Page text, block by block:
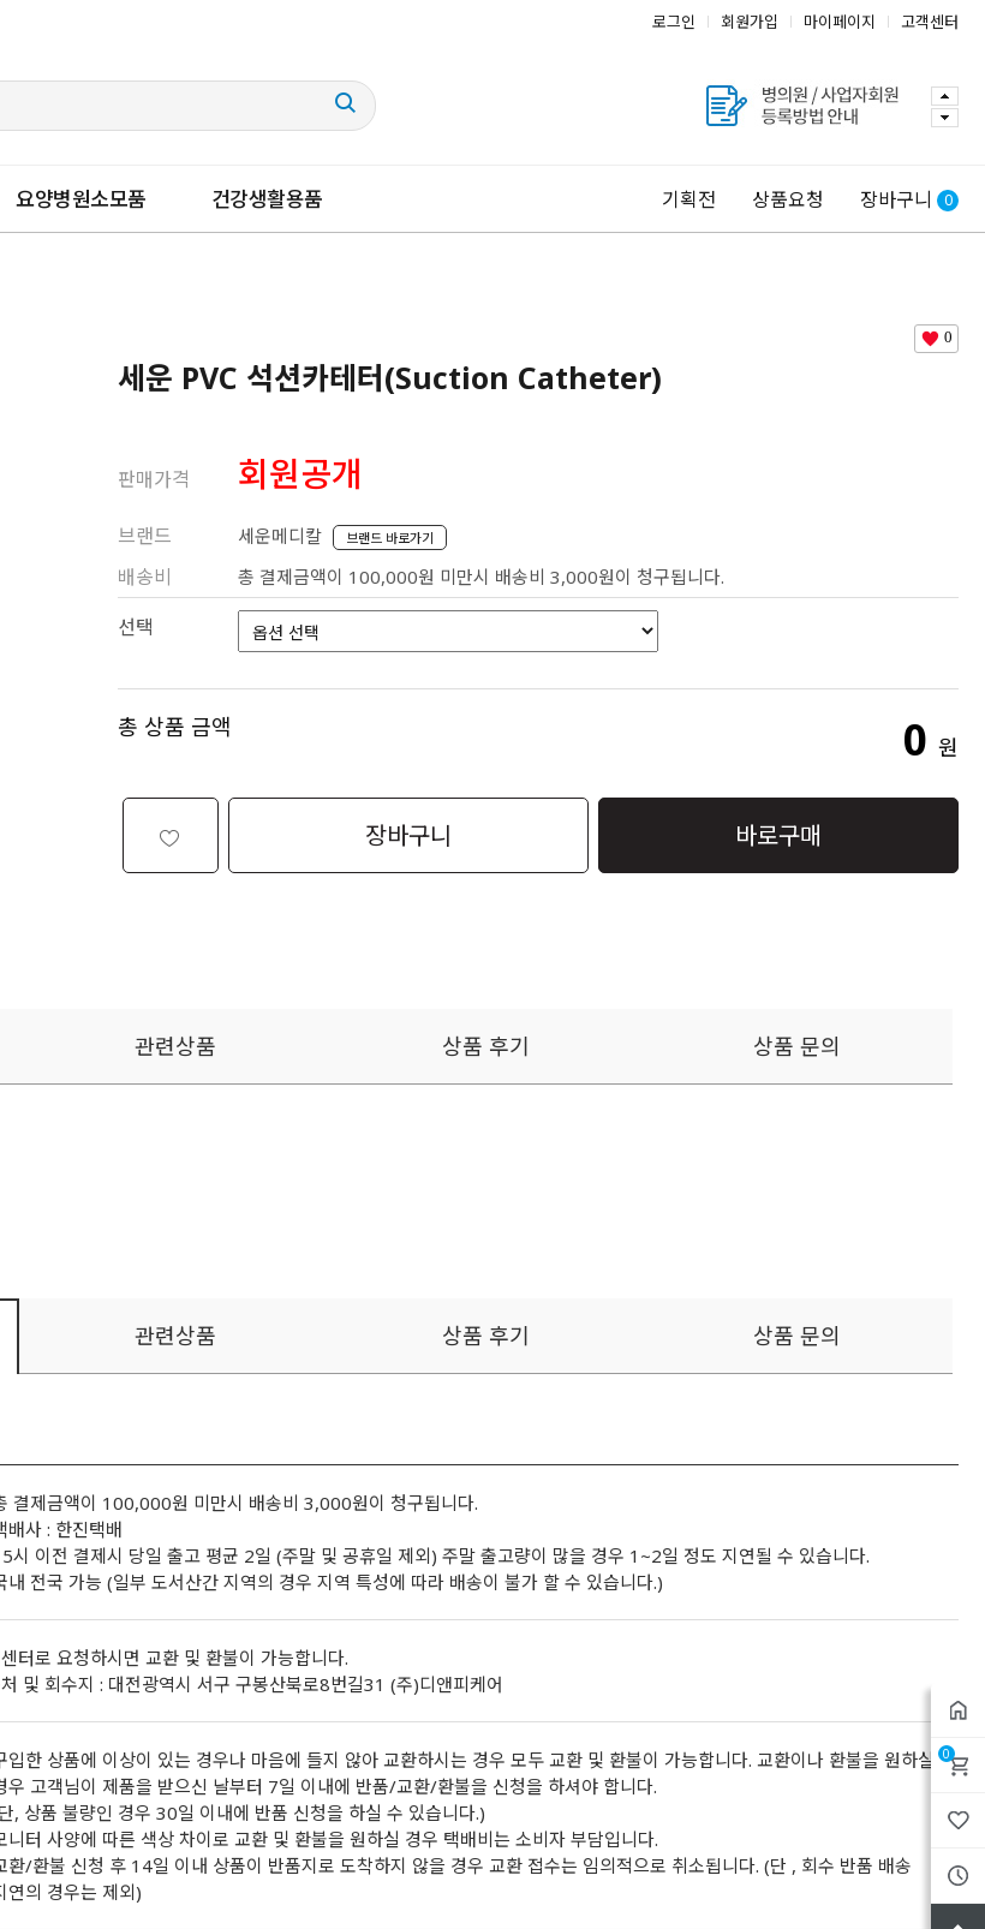
0
로그인 회원가입 마이페이지 고객센터
요양병원소모품 건강생활용품 기획전 상품요청 장바구니 0
0
세운 PVC 석션카테터(Suction Catheter)
판매가격 회원공개
브랜드 세운메디칼 브랜드 바로가기
배송비 총 결제금액이 100,000원 미만시 배송비 3,000원이 청구됩니다.
선택
총 상품 금액 0 원
장바구니 바로구매
관련상품 상품 후기 상품 문의
관련상품 상품 후기 상품 문의
결제금액이 100,000원 미만시 배송비 3,000원이 청구됩니다.
배사 : 한진택배
시 이전 결제시 당일 출고 평균 2일 (주말 및 공휴일 제외) 주말 출고량이 많을 경우 1~2일 정도 지연될 수 있습니다.
내 전국 가능 (일부 도서산간 지역의 경우 지역 특성에 따라 배송이 불가 할 수 있습니다.)
터로 요청하시면 교환 및 환불이 가능합니다.
및 회수지 : 대전광역시 서구 구봉산북로8번길31 (주)디앤피케어
입한 상품에 이상이 있는 경우나 마음에 들지 않아 교환하시는 경우 모두 교환 및 환불이 가능합니다. 교환이나 환불을 원하실
우 고객님이 제품을 받으신 날부터 7일 이내에 반품/교환/환불을 신청을 하셔야 합니다.
, 상품 불량인 경우 30일 이내에 반품 신청을 하실 수 있습니다.)
니터 사양에 따른 색상 차이로 교환 및 환불을 원하실 경우 택배비는 소비자 부담입니다.
환/환불 신청 후 14일 이내 상품이 반품지로 도착하지 않을 경우 교환 접수는 임의적으로 취소됩니다. (단 , 회수 반품 배송
연의 경우는 제외)